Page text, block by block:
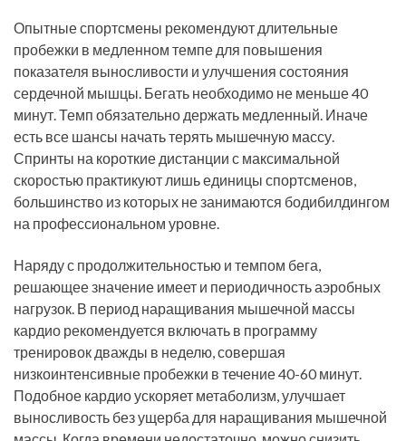
Опытные спортсмены рекомендуют длительные
пробежки в медленном темпе для повышения
показателя выносливости и улучшения состояния
сердечной мышцы. Бегать необходимо не меньше 40
минут. Темп обязательно держать медленный. Иначе
есть все шансы начать терять мышечную массу.
Спринты на короткие дистанции с максимальной
скоростью практикуют лишь единицы спортсменов,
большинство из которых не занимаются бодибилдингом
на профессиональном уровне.
Наряду с продолжительностью и темпом бега,
решающее значение имеет и периодичность аэробных
нагрузок. В период наращивания мышечной массы
кардио рекомендуется включать в программу
тренировок дважды в неделю, совершая
низкоинтенсивные пробежки в течение 40-60 минут.
Подобное кардио ускоряет метаболизм, улучшает
выносливость без ущерба для наращивания мышечной